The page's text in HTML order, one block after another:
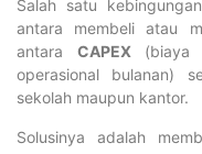
Salah satu
antara membeli atau
antara CAPEX (biaya
operasional bulanan)
sekolah maupun kantor.
Solusinya adalah